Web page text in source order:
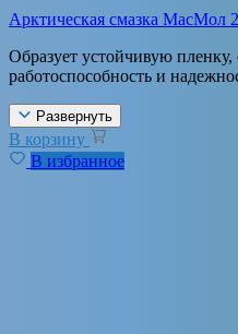
Арктическая смазка МасМол
Образует устойчивую
работоспособность и
Развернуть
В корзину
В избранное